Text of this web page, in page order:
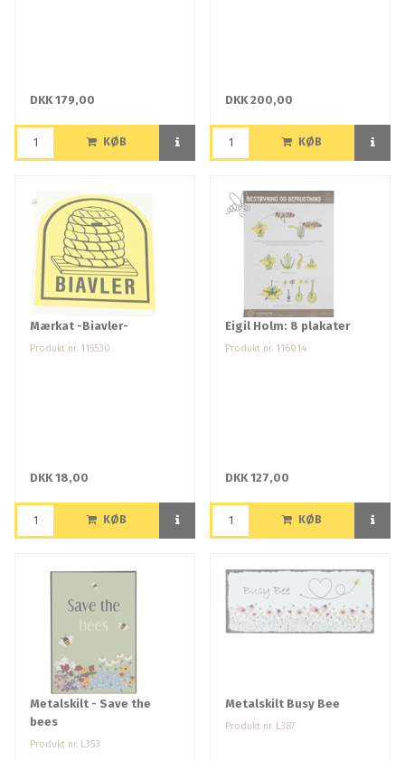
DKK 179,00
KØB
DKK 200,00
KØB
Mærkat -Biavler-
Produkt nr. 115530
DKK 18,00
KØB
Eigil Holm: 8 plakater
Produkt nr. 116014
DKK 127,00
KØB
Metalskilt - Save the
bees
Produkt nr. L353
Metalskilt Busy Bee
Produkt nr. L387